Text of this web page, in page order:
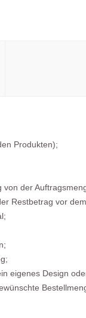
Produkten);
von der
Restbetrag vor
eigenes Design